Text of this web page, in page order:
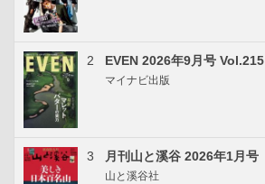
2 EVEN 2026年9月号 Vol.215
マイナビ出版
3 月刊山と溪谷 2026年1月号
山と溪谷社